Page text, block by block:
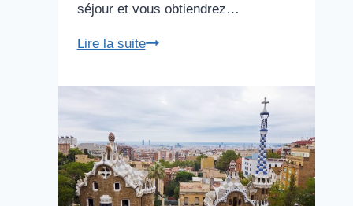
séjour et vous obtiendrez…
Lire la suiteMeilleures
de
Barcelone